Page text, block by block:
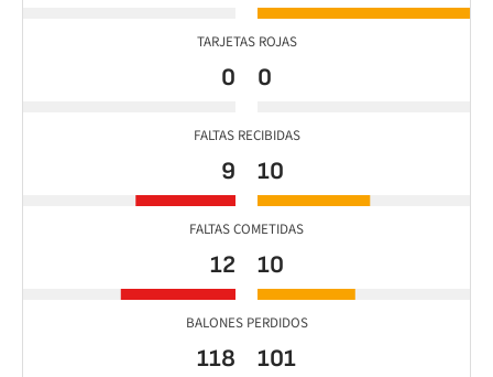
TARJETAS ROJAS
0 0
FALTAS RECIBIDAS
9 10
FALTAS COMETIDAS
12 10
BALONES PERDIDOS
118 101